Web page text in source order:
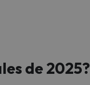
de 2025?